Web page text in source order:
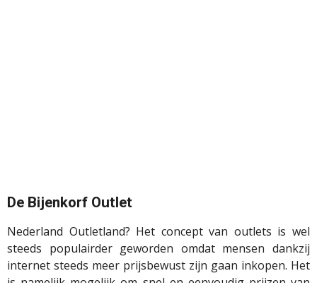
De Bijenkorf Outlet
Nederland Outletland? Het concept van outlets is wel
steeds populairder geworden omdat mensen dankzij
internet steeds meer prijsbewust zijn gaan inkopen. Het